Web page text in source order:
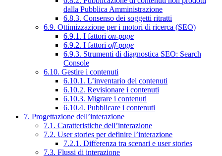
dalla Pubblica Amministrazione
6.8.3. Consenso dei soggetti ritratti
6.9. Ottimizzazione per i motori di ricerca (SEO)
6.9.1. I fattori on-page
6.9.2. I fattori off-page
6.9.3. Strumenti di diagnostica SEO: Search
Console
6.10. Gestire i contenuti
6.10.1. L’inventario dei contenuti
6.10.2. Revisionare i contenuti
6.10.3. Migrare i contenuti
6.10.4. Pubblicare i contenuti
7. Progettazione dell’interazione
7.1. Caratteristiche dell’interazione
7.2. User stories per definire l’interazione
7.2.1. Differenza tra scenari e user stories
7.3. Flussi di interazione